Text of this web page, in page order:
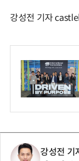
강성전 기자
강성전 기